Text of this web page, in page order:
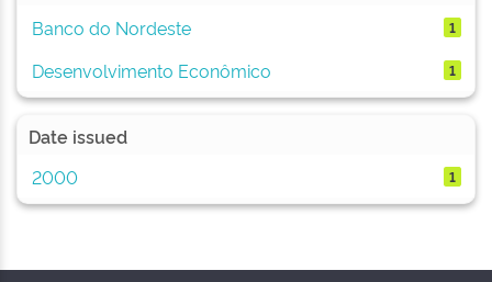
Banco do Nordeste
1
Desenvolvimento Econômico 1
Date issued
2000
1